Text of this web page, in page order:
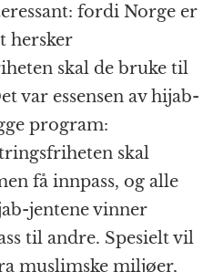
fordi Norge er
hersker
skal de bruke til
var essensen av hijab-
program:
skal
få innpass, og alle
jentene vinner
til andre. Spesielt vil
muslimske miljøer,